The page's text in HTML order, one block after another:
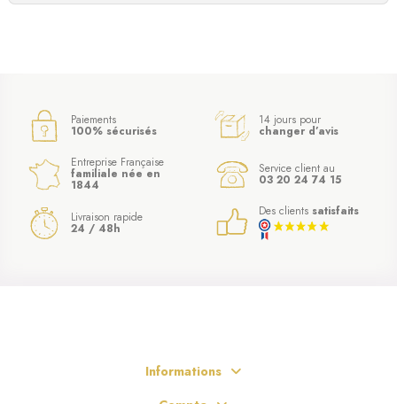
Paiements
100% sécurisés
14 jours pour
changer d’avis
Entreprise Française
familiale née en
1844
Service client au
03 20 24 74 15
Livraison rapide
24 / 48h
Des clients satisfaits
Informations